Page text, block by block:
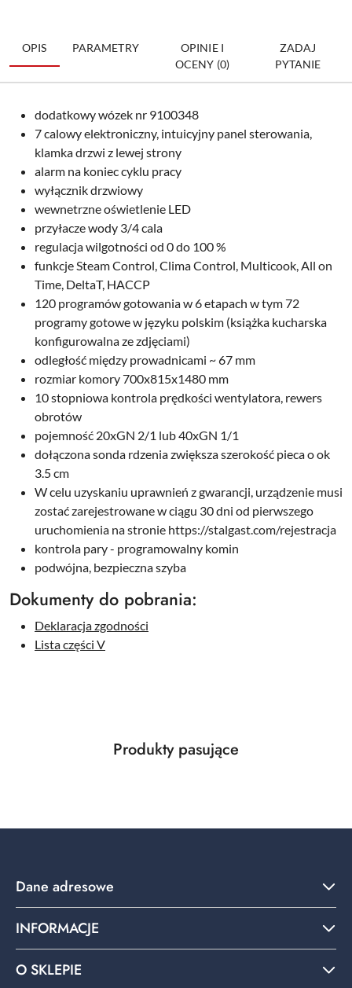
OPIS PARAMETRY
OPINIE I
OCENY (0)
ZADAJ
PYTANIE
dodatkowy wózek nr 9100348
7 calowy elektroniczny, intuicyjny panel sterowania,
klamka drzwi z lewej strony
alarm na koniec cyklu pracy
wyłącznik drzwiowy
wewnetrzne oświetlenie LED
przyłacze wody 3/4 cala
regulacja wilgotności od 0 do 100 %
funkcje Steam Control, Clima Control, Multicook, All on
Time, DeltaT, HACCP
120 programów gotowania w 6 etapach w tym 72
programy gotowe w języku polskim (książka kucharska
konfigurowalna ze zdjęciami)
odległość między prowadnicami ~ 67 mm
rozmiar komory 700x815x1480 mm
10 stopniowa kontrola prędkości wentylatora, rewers
obrotów
pojemność 20xGN 2/1 lub 40xGN 1/1
dołączona sonda rdzenia zwiększa szerokość pieca o ok
3.5 cm
W celu uzyskaniu uprawnień z gwarancji, urządzenie musi
zostać zarejestrowane w ciągu 30 dni od pierwszego
uruchomienia na stronie https://stalgast.com/rejestracja
kontrola pary - programowalny komin
podwójna, bezpieczna szyba
Dokumenty do pobrania:
Deklaracja zgodności
Lista części V
Pomiń karuzelę produktów
Produkty
Produkty pasujące
Dane adresowe
INFORMACJE
O SKLEPIE